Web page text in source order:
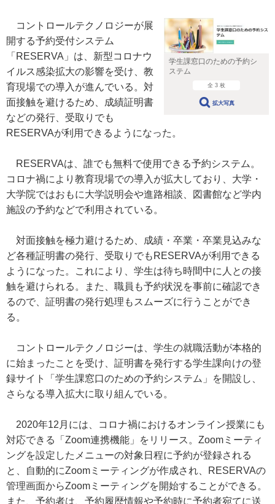
学生課窓口のための予約シ
ステム
全 3 枚
拡大写真
コントロールテクノロジーが展
開する予約受付システム
「RESERVA」は、新型コロナウ
イルス感染拡大の影響を受け、教
育現場での導入が進んでいる。対
面接触を避けるため、成績証明書
などの発行、受取りでも
RESERVAが利用できるようになった。
RESERVAは、誰でも無料で使用できる予約システム。
コロナ禍により教育現場での導入が拡大しており、大学・
大学院ではおもに大学説明会や進路相談、図書館など学内
施設の予約などで利用されている。
対面接触を極力避けるため、成績・卒業・卒業見込みな
ど各種証明書の発行、受取りでもRESERVAが利用できる
ようになった。これにより、学生は待ち時間中に人との接
触を避けられる。また、職員も予約状況を事前に確認でき
るので、証明書の発行処理もスムーズに行うことができ
る。
コントロールテクノロジーは、学生の就職活動が本格的
に始まったことを受け、証明書を発行する学生課向けの登
録サイト「学生課窓口のための予約システム」を開設し、
さらなる導入拡大に取り組んでいる。
2020年12月には、コロナ禍におけるオンライン授業にも
対応できる「Zoom連携機能」をリリース。Zoomミーティ
ングを設定したメニューの対象日程に予約が登録される
と、自動的にZoomミーティングが作成され、RESERVAの
管理画面からZoomミーティングを開始することができる。
また、予約者は、予約履歴情報や予約時に予約者宛てに送